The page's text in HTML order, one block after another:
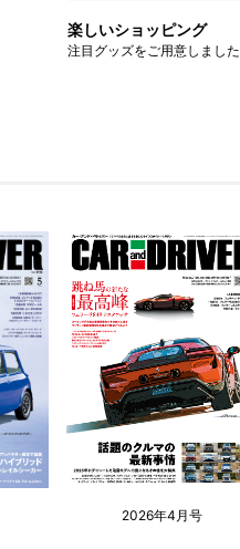
楽しいショッピング
注目グッズをご用意しました
2026年4月号